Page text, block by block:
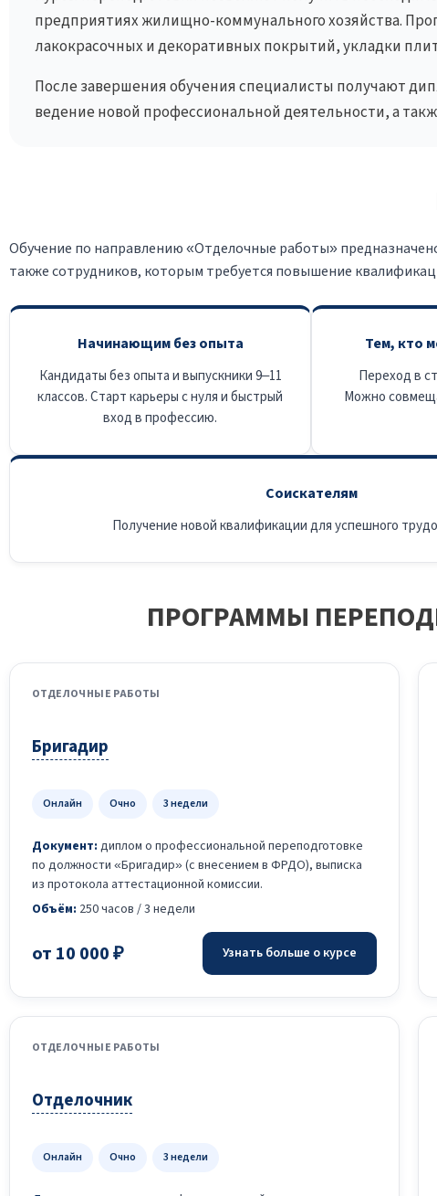
предприятиях жилищно-коммунального хозяйства.
лакокрасочных и декоративных покрытий, укладки
После завершения обучения специалисты получают
ведение новой профессиональной деятельности, а
Обучение по направлению «Отделочные работы»
также сотрудников, которым требуется повышение
Начинающим без опыта
Кандидаты без опыта и выпускники 9–11
классов. Старт карьеры с нуля и быстрый
вход в профессию.
Тем, кто
Переход в
Можно
Соискателям
Получение новой квалификации для успешного
ПРОГРАММЫ
ОТДЕЛОЧНЫЕ РАБОТЫ
Бригадир
Онлайн Очно 3 недели
Документ: диплом о профессиональной переподготовке
по должности «Бригадир» (с внесением в ФРДО), выписка
из протокола аттестационной комиссии.
Объём: 250 часов / 3 недели
от 10 000 ₽ Узнать больше о курсе
ОТДЕЛОЧНЫЕ РАБОТЫ
Отделочник
Онлайн Очно 3 недели